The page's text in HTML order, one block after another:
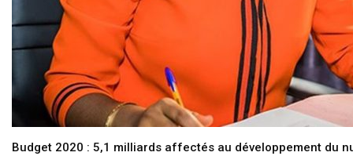
Budget 2020 : 5,1 milliards affectés au développement du